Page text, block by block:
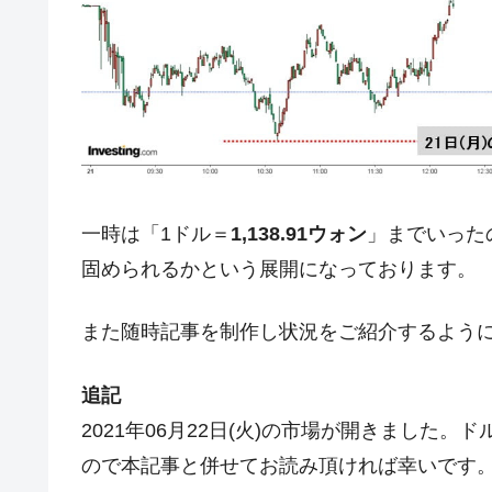
Fact1 日本の誇る海洋資源調査船『白嶺』は先進技
Fact1 夏の甲子園、優勝校を最も多く輩出している
Fact1 今話題の「楽天ライオンズ」とは？
Fact1 奇跡の毛色「白毛馬」とは？
Fact1 平成仮面ライダーの意外すぎるモチーフとは
Fact1 発表から2日で大崩壊、鳴かず飛ばずに終わ
Fact1 甲子園通算本塁打、最多の清原に次いで多
Fact1
一時は「1ドル＝ 1,138.91ウォン 」までいっ
固められるかという展開になっております。
また随時記事を制作し状況をご紹介するよう
追記
2021年06月22日(火)の市場が開きました。
ので本記事と併せてお読み頂ければ幸いです